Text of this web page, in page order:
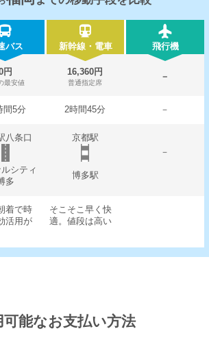
バス 新幹線・電車 飛行機
円
最安値
16,360円
普通指定席
－
間5分 2時間45分 －
八条口
京都駅
－
シティ
多
博多駅
着で時
活用が
そこそこ早く快
適。値段は高い
可能なお支払い方法